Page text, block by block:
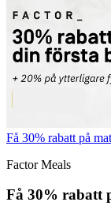
Få 30% rabatt på
Factor Meals
Få 30% rabatt